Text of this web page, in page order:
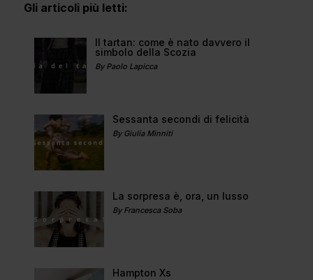
Gli articoli più letti:
Il tartan: come è nato davvero il
simbolo della Scozia
By Paolo Lapicca
Sessanta secondi di felicità
By Giulia Minniti
La sorpresa è, ora, un lusso
By Francesca Soba
Hampton Xs